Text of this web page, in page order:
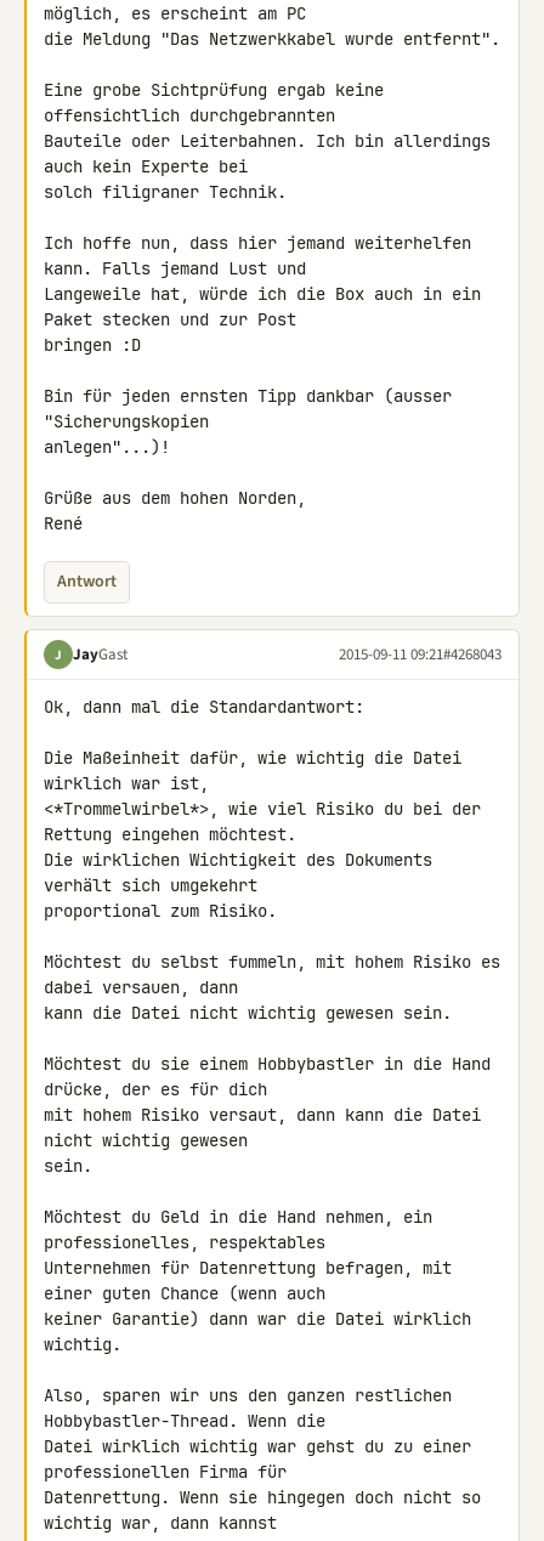
möglich, es erscheint am PC
die Meldung "Das Netzwerkkabel wurde entfernt".
Eine grobe Sichtprüfung ergab keine
offensichtlich durchgebrannten
Bauteile oder Leiterbahnen. Ich bin allerdings
auch kein Experte bei
solch filigraner Technik.
Ich hoffe nun, dass hier jemand weiterhelfen
kann. Falls jemand Lust und
Langeweile hat, würde ich die Box auch in ein
Paket stecken und zur Post
bringen :D
Bin für jeden ernsten Tipp dankbar (ausser
"Sicherungskopien
anlegen"...)!
Grüße aus dem hohen Norden,
René
Antwort
J JayGast 2015-09-11 09:21#4268043
Ok, dann mal die Standardantwort:
Die Maßeinheit dafür, wie wichtig die Datei
wirklich war ist,
<*Trommelwirbel*>, wie viel Risiko du bei der
Rettung eingehen möchtest.
Die wirklichen Wichtigkeit des Dokuments
verhält sich umgekehrt
proportional zum Risiko.
Möchtest du selbst fummeln, mit hohem Risiko es
dabei versauen, dann
kann die Datei nicht wichtig gewesen sein.
Möchtest du sie einem Hobbybastler in die Hand
drücke, der es für dich
mit hohem Risiko versaut, dann kann die Datei
nicht wichtig gewesen
sein.
Möchtest du Geld in die Hand nehmen, ein
professionelles, respektables
Unternehmen für Datenrettung befragen, mit
einer guten Chance (wenn auch
keiner Garantie) dann war die Datei wirklich
wichtig.
Also, sparen wir uns den ganzen restlichen
Hobbybastler-Thread. Wenn die
Datei wirklich wichtig war gehst du zu einer
professionellen Firma für
Datenrettung. Wenn sie hingegen doch nicht so
wichtig war, dann kannst